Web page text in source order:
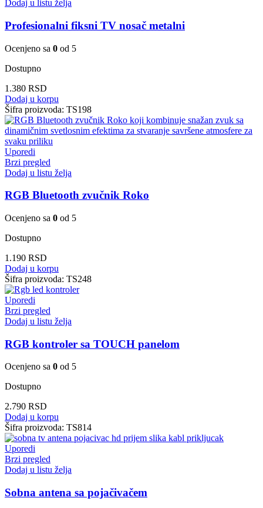
Dodaj u listu želja
Profesionalni fiksni TV nosač metalni
Ocenjeno sa 0 od 5
Dostupno
1.380 RSD
Dodaj u korpu
Šifra proizvoda: TS198
Uporedi
Brzi pregled
Dodaj u listu želja
RGB Bluetooth zvučnik Roko
Ocenjeno sa 0 od 5
Dostupno
1.190 RSD
Dodaj u korpu
Šifra proizvoda: TS248
Uporedi
Brzi pregled
Dodaj u listu želja
RGB kontroler sa TOUCH panelom
Ocenjeno sa 0 od 5
Dostupno
2.790 RSD
Dodaj u korpu
Šifra proizvoda: TS814
Uporedi
Brzi pregled
Dodaj u listu želja
Sobna antena sa pojačivačem